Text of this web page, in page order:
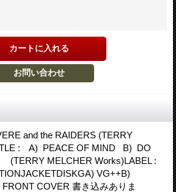
and the RAIDERS (TERRY
: A) PEACE OF MIND B) DO
MELCHER Works)LABEL :
VG++B)
COVER 書き込みありま